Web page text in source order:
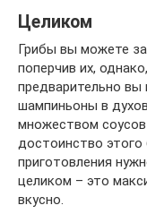
Целиком
Грибы вы можете
поперчив их,
предварительно вы
шампиньоны в
множеством
достоинство
приготовления
целиком – это
вкусно.